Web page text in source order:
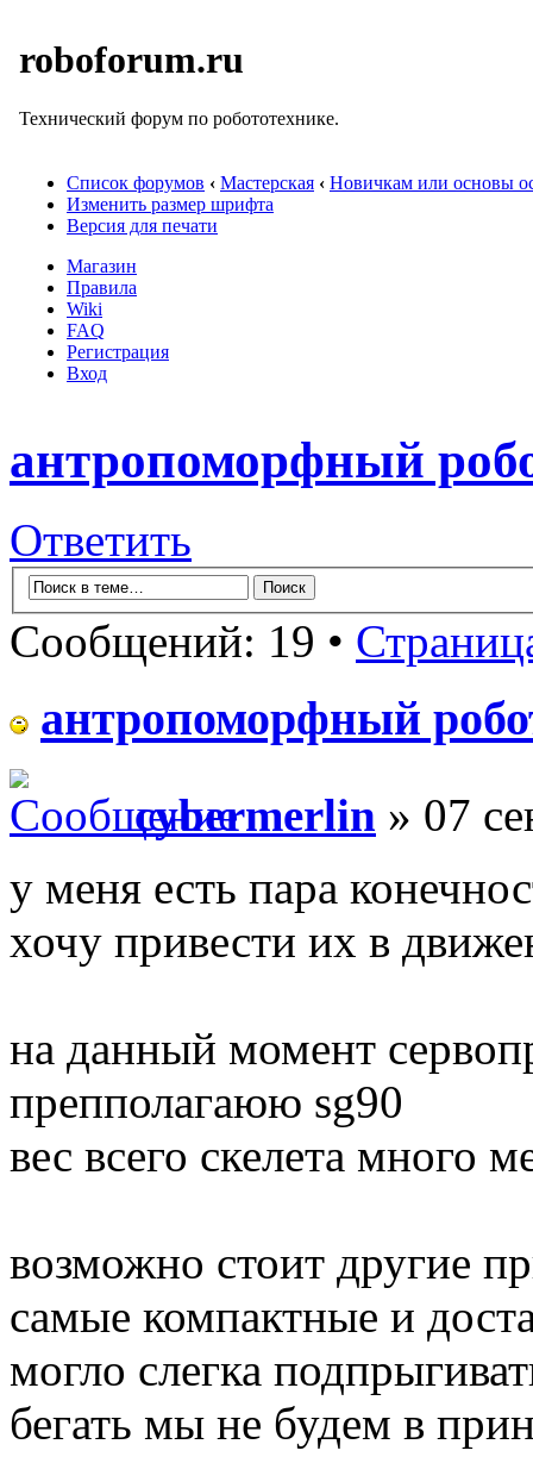
roboforum.ru
Технический форум по робототехнике.
Список форумов ‹ Мастерская ‹ Новичкам или основы
Изменить размер шрифта
Версия для печати
Магазин
Правила
Wiki
FAQ
Регистрация
Вход
антропоморфный
Ответить
Сообщений: 19 •
антропоморфный
cybermerlin » 07
у меня есть пара
хочу привести их в
на данный момент
препполагаюю sg90
вес всего скелета много
возможно стоит другие
самые компактные и
могло слегка
бегать мы не будем в